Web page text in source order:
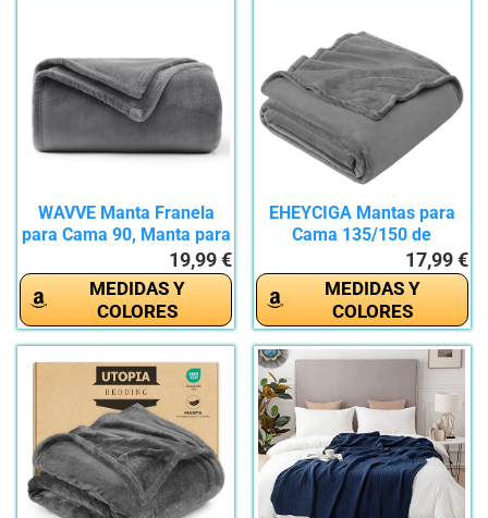
WAVVE Manta Franela
para Cama 90, Manta para
19,99 €
MEDIDAS Y
COLORES
EHEYCIGA Mantas para
Cama 135/150 de
17,99 €
MEDIDAS Y
COLORES